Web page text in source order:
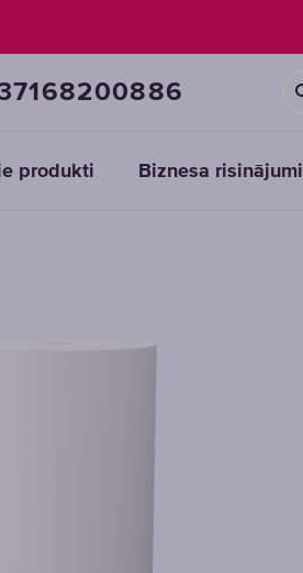
produkti Biznesa risinājumi